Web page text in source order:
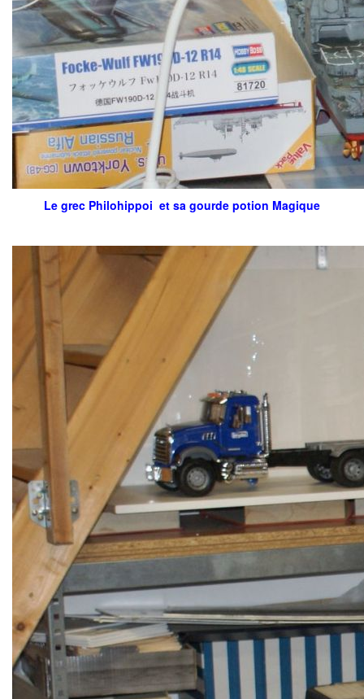
Le grec Philohippoi et sa gourde potion Magique